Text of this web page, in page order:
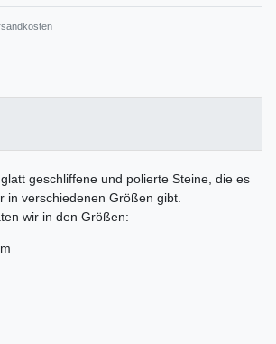
geschliffene und polierte Steine, die es
in verschiedenen Größen gibt.
wir in den Größen: